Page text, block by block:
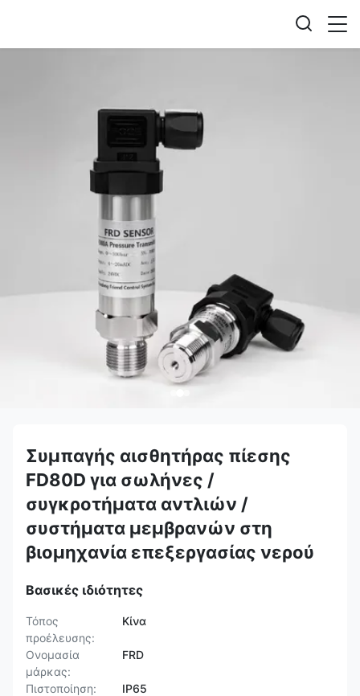
Συμπαγής αισθητήρας πίεσης
FD80D για σωλήνες /
συγκροτήματα αντλιών /
συστήματα μεμβρανών στη
βιομηχανία επεξεργασίας νερού
Βασικές ιδιότητες
Τόπος
προέλευσης:
Κίνα
Ονομασία
μάρκας:
FRD
Πιστοποίηση:
IP65